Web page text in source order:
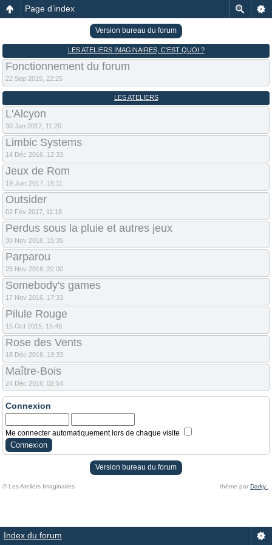
Page d’index
Version bureau du forum
LES ATELIERS IMAGINAIRES, C’EST QUOI ?
Fonctionnement du forum
22 Sep 2015, 22:25
LES ATELIERS
L'Alcyon
30 Jan 2017, 11:20
Limbic Systems
14 Déc 2016, 12:33
Jeux de Rom
19 Juin 2017, 16:11
Outsider
02 Fév 2017, 11:18
Perdus sous la pluie et autres jeux
30 Nov 2016, 15:35
Parparou
25 Nov 2016, 22:00
Somebody's games
17 Nov 2016, 17:33
Pilule Rouge
15 Oct 2015, 15:49
Rose des Vents
18 Déc 2016, 19:33
Maître-Bois
24 Déc 2016, 02:54
Connexion
Me connecter automatiquement lors de chaque visite
Version bureau du forum
© Les Ateliers Imaginaires thème par Darky
Index du forum